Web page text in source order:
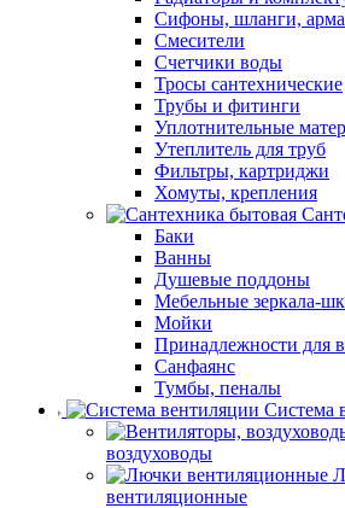
Сифоны, шланги,
Смесители
Счетчики воды
Тросы сантехнические
Трубы и фитинги
Уплотнительные
Утеплитель для труб
Фильтры, картриджи
Хомуты, крепления
Баки
Ванны
Душевые поддоны
Мебельные зеркала-
Мойки
Принадлежности для
Санфаянс
Тумбы, пеналы
Система
воздуховоды
вентиляционные